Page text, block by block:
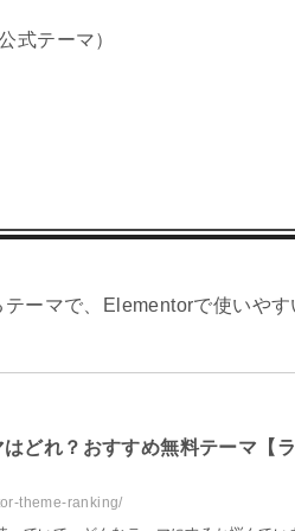
式テーマ）
テーマで、Elementorで使いや
どれ？おすすめ無料テーマ【
theme-ranking/